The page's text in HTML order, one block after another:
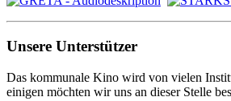
Unsere Unterstützer
Das kommunale Kino wird von vielen
einigen möchten wir uns an dieser Stelle